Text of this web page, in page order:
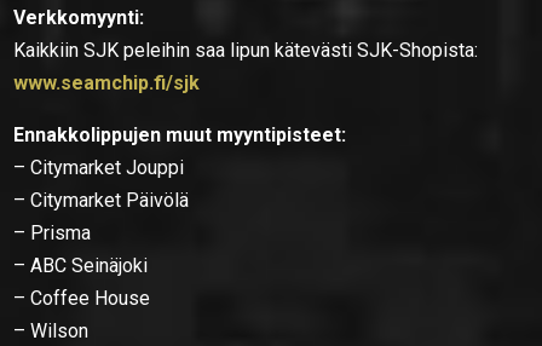
Verkkomyynti:
Kaikkiin SJK peleihin saa lipun kätevästi SJK-Shopista:
www.seamchip.fi/sjk
Ennakkolippujen muut myyntipisteet:
– Citymarket Jouppi
– Citymarket Päivölä
– Prisma
– ABC Seinäjoki
– Coffee House
– Wilson